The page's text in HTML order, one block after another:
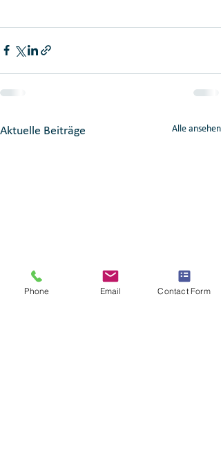
Aktuelle Beiträge Alle ansehen
Phone Email Contact Form